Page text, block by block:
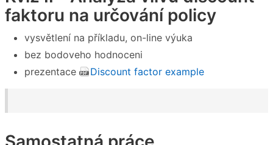
faktoru na určování policy
vysvětlení na příkladu, on-line výuka
bez bodoveho hodnoceni
prezentace
Discount factor example